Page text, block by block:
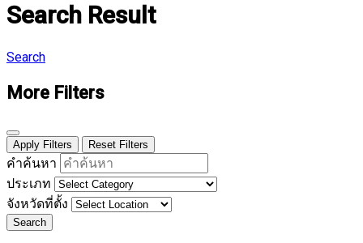
Search Result
Search
More Filters
Apply Filters Reset Filters
คำค้นหา
ประเภท
จังหวัดที่ตั้ง
Search